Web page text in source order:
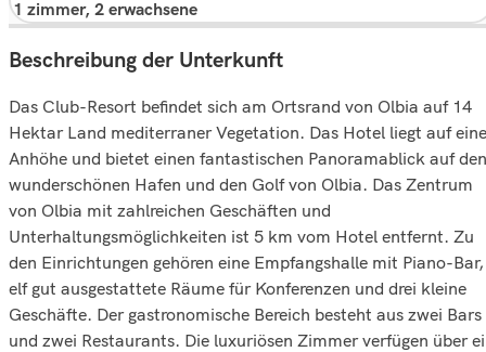
Beschreibung der Unterkunft
Das Club-Resort befindet sich am Ortsrand von Olbia auf 14
Hektar Land mediterraner Vegetation. Das Hotel liegt auf
Anhöhe und bietet einen fantastischen Panoramablick auf den
wunderschönen Hafen und den Golf von Olbia. Das Zentrum
von Olbia mit zahlreichen Geschäften und
Unterhaltungsmöglichkeiten ist 5 km vom Hotel entfernt. Zu
den Einrichtungen gehören eine Empfangshalle mit Piano-Bar,
elf gut ausgestattete Räume für Konferenzen und drei kleine
Geschäfte. Der gastronomische Bereich besteht aus zwei Bars
und zwei Restaurants. Die luxuriösen Zimmer verfügen über